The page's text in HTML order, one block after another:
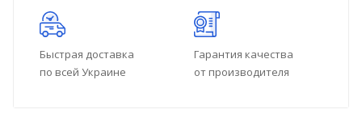
Быстрая доставка
по всей Украине
Гарантия качества
от производителя